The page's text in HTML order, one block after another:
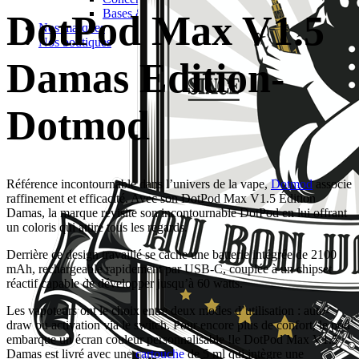
Bases & boosters
Nos marques
Nos boutiques
DotPod Max V1.5
Damas Edition-
Dotmod
Référence incontournable dans l’univers de la vape,Dotmodassocie
raffinement et efficacité. Avec son DotPod Max V1.5 Édition
Damas, la marque revisite son incontournable DotPod en lui offrant
un coloris qui attire tous les regards.
Derrière ce design travaillé se cache une batterie intégrée de 2100
mAh, rechargeable rapidement par USB-C, couplée à un chipset
réactif capable de développer jusqu’à 60 watts.
Les vapoteurs ont le choix entre deux modes d’utilisation : auto-
draw ou activation via le switch. Pour encore plus de confort, le pod
embarque un écran couleur personnalisable !le DotPod Max V1.5
Damas est livré avec unecartouchede 5 ml qui intègre une